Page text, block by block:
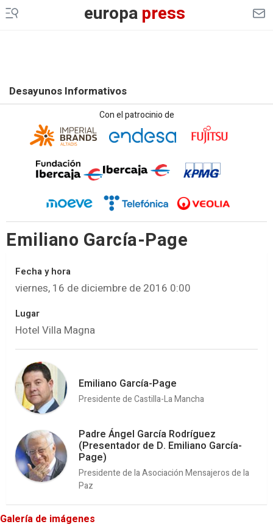
europapress
Desayunos Informativos
Con el patrocinio de
Emiliano García-Page
Fecha y hora
viernes, 16 de diciembre de 2016 0:00
Lugar
Hotel Villa Magna
Emiliano García-Page
Presidente de Castilla-La Mancha
Padre Ángel García Rodríguez
(Presentador de D. Emiliano García-
Page)
Presidente de la Asociación Mensajeros de la
Paz
Galería de imágenes